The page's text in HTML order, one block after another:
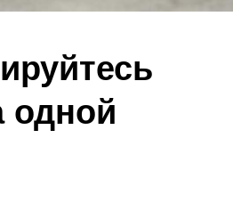
одной